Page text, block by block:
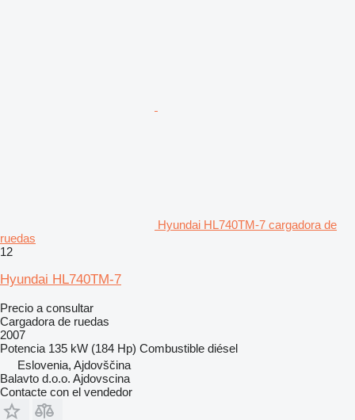
Hyundai HL740TM-7 cargadora de
ruedas
12
Hyundai HL740TM-7
Precio a consultar
Cargadora de ruedas
2007
Potencia 135 kW (184 Hp) Combustible diésel
Eslovenia, Ajdovščina
Balavto d.o.o. Ajdovscina
Contacte con el vendedor